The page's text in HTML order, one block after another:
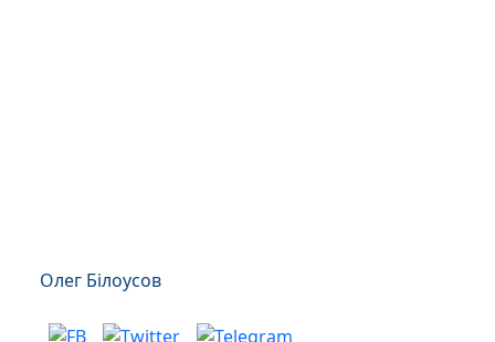
Олег Білоусов